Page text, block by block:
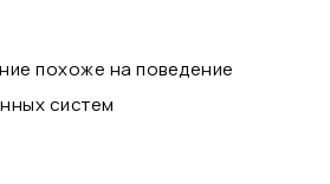
похоже на поведение
систем